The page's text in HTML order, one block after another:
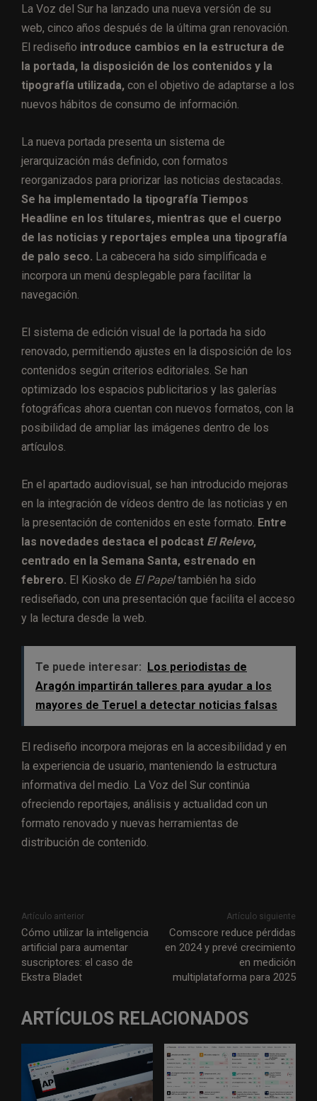
La Voz del Sur ha lanzado una nueva versión de su
web, cinco años después de la última gran renovación.
El rediseño introduce cambios en la estructura de
la portada, la disposición de los contenidos y la
tipografía utilizada, con el objetivo de adaptarse a los
nuevos hábitos de consumo de información.
La nueva portada presenta un sistema de
jerarquización más definido, con formatos
reorganizados para priorizar las noticias destacadas.
Se ha implementado la tipografía Tiempos
Headline en los titulares, mientras que el cuerpo
de las noticias y reportajes emplea una tipografía
de palo seco. La cabecera ha sido simplificada e
incorpora un menú desplegable para facilitar la
navegación.
El sistema de edición visual de la portada ha sido
renovado, permitiendo ajustes en la disposición de los
contenidos según criterios editoriales. Se han
optimizado los espacios publicitarios y las galerías
fotográficas ahora cuentan con nuevos formatos, con la
posibilidad de ampliar las imágenes dentro de los
artículos.
En el apartado audiovisual, se han introducido mejoras
en la integración de vídeos dentro de las noticias y en
la presentación de contenidos en este formato. Entre
las novedades destaca el podcast El Relevo,
centrado en la Semana Santa, estrenado en
febrero. El Kiosko de El Papeltambién ha sido
rediseñado, con una presentación que facilita el acceso
y la lectura desde la web.
Te puede interesar:
Los periodistas de
Aragón impartirán talleres para ayudar a los
mayores de Teruel a detectar noticias falsas
El rediseño incorpora mejoras en la accesibilidad y en
la experiencia de usuario, manteniendo la estructura
informativa del medio. La Voz del Sur continúa
ofreciendo reportajes, análisis y actualidad con un
formato renovado y nuevas herramientas de
distribución de contenido.
Artículo anterior
Cómo utilizar la inteligencia
artificial para aumentar
suscriptores: el caso de
Ekstra Bladet
Artículo siguiente
Comscore reduce pérdidas
en 2024 y prevé crecimiento
en medición
multiplataforma para 2025
ARTÍCULOS RELACIONADOS